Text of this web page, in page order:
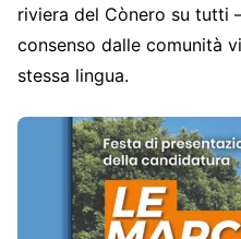
riviera del Cònero su tutti
consenso dalle comunità
stessa lingua.